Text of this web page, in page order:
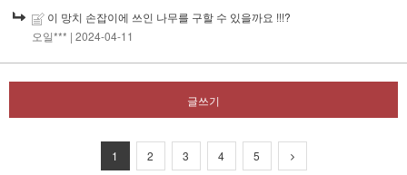
이 망치 손잡이에 쓰인 나무를 구할 수 있을까요 !!!?
오일*** | 2024-04-11
글쓰기
1 2 3 4 5